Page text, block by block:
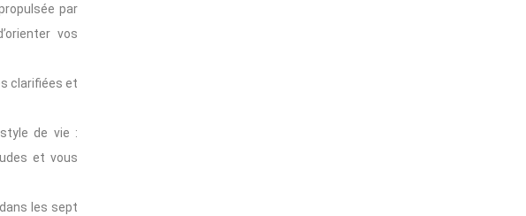
par
vos
clarifiées et
de vie :
et vous
les sept